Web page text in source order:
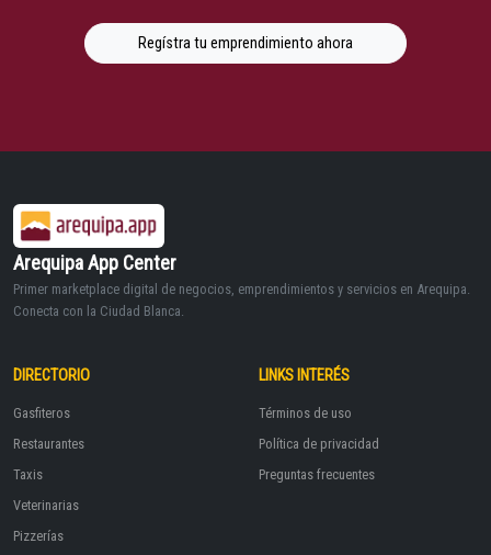
Regístra tu emprendimiento ahora
Arequipa App Center
Primer marketplace digital de negocios, emprendimientos y servicios en Arequipa.
Conecta con la Ciudad Blanca.
DIRECTORIO
Gasfiteros
Restaurantes
Taxis
Veterinarias
Pizzerías
LINKS INTERÉS
Términos de uso
Política de privacidad
Preguntas frecuentes